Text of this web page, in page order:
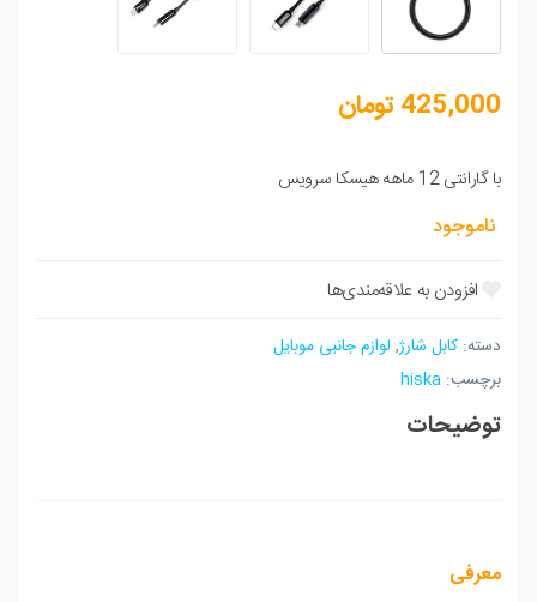
425,000تومان
با گارانتی 12 ماهه هیسکا سرویس
ناموجود
دسته: کابل شارژ, لوازم جانبی موبایل
برچسب: hiska
توضیحات
معرفی